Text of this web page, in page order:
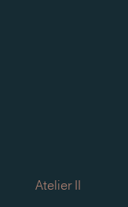
Atelier II